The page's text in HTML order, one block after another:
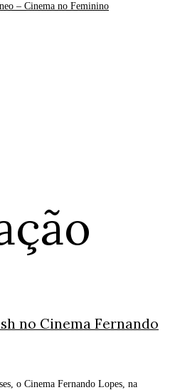
– Cinema no Feminino
no Cinema Fernando
o Cinema Fernando Lopes, na